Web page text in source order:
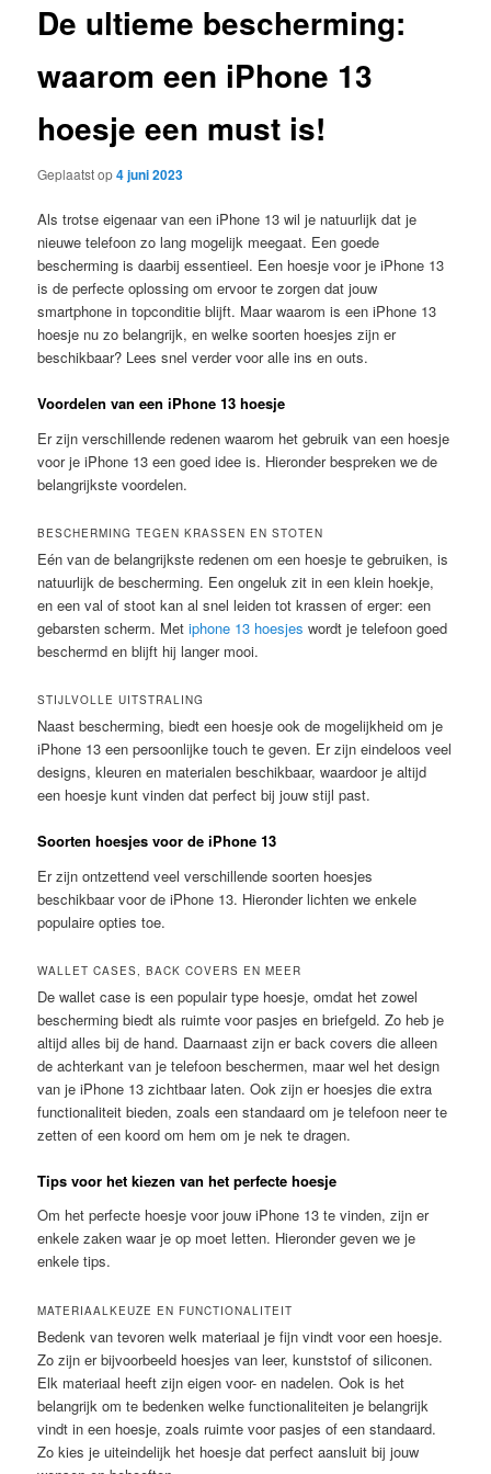
De ultieme bescherming:
waarom een iPhone 13
hoesje een must is!
Geplaatst op4 juni 2023
Als trotse eigenaar van een iPhone 13 wil je natuurlijk dat je
nieuwe telefoon zo lang mogelijk meegaat. Een goede
bescherming is daarbij essentieel. Een hoesje voor je iPhone 13
is de perfecte oplossing om ervoor te zorgen dat jouw
smartphone in topconditie blijft. Maar waarom is een iPhone 13
hoesje nu zo belangrijk, en welke soorten hoesjes zijn er
beschikbaar? Lees snel verder voor alle ins en outs.
Voordelen van een iPhone 13 hoesje
Er zijn verschillende redenen waarom het gebruik van een hoesje
voor je iPhone 13 een goed idee is. Hieronder bespreken we de
belangrijkste voordelen.
BESCHERMING TEGEN KRASSEN EN STOTEN
Eén van de belangrijkste redenen om een hoesje te gebruiken, is
natuurlijk de bescherming. Een ongeluk zit in een klein hoekje,
en een val of stoot kan al snel leiden tot krassen of erger: een
gebarsten scherm. Metiphone 13 hoesjes wordt je telefoon goed
beschermd en blijft hij langer mooi.
STIJLVOLLE UITSTRALING
Naast bescherming, biedt een hoesje ook de mogelijkheid om je
iPhone 13 een persoonlijke touch te geven. Er zijn eindeloos veel
designs, kleuren en materialen beschikbaar, waardoor je altijd
een hoesje kunt vinden dat perfect bij jouw stijl past.
Soorten hoesjes voor de iPhone 13
Er zijn ontzettend veel verschillende soorten hoesjes
beschikbaar voor de iPhone 13. Hieronder lichten we enkele
populaire opties toe.
WALLET CASES, BACK COVERS EN MEER
De wallet case is een populair type hoesje, omdat het zowel
bescherming biedt als ruimte voor pasjes en briefgeld. Zo heb je
altijd alles bij de hand. Daarnaast zijn er back covers die alleen
de achterkant van je telefoon beschermen, maar wel het design
van je iPhone 13 zichtbaar laten. Ook zijn er hoesjes die extra
functionaliteit bieden, zoals een standaard om je telefoon neer te
zetten of een koord om hem om je nek te dragen.
Tips voor het kiezen van het perfecte hoesje
Om het perfecte hoesje voor jouw iPhone 13 te vinden, zijn er
enkele zaken waar je op moet letten. Hieronder geven we je
enkele tips.
MATERIAALKEUZE EN FUNCTIONALITEIT
Bedenk van tevoren welk materiaal je fijn vindt voor een hoesje.
Zo zijn er bijvoorbeeld hoesjes van leer, kunststof of siliconen.
Elk materiaal heeft zijn eigen voor- en nadelen. Ook is het
belangrijk om te bedenken welke functionaliteiten je belangrijk
vindt in een hoesje, zoals ruimte voor pasjes of een standaard.
Zo kies je uiteindelijk het hoesje dat perfect aansluit bij jouw